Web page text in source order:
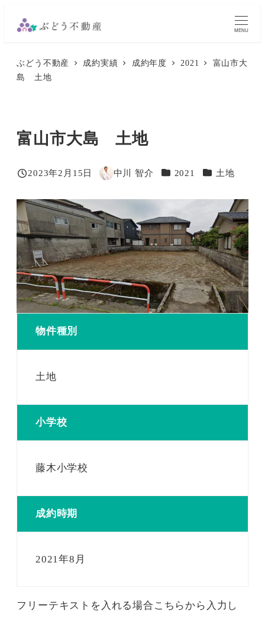
MENU
ぶどう不動産 成約実績 成約年度 2021
富山市大
島 土地
富山市大島 土地
投稿日
2023年2月15日
著
中川 智介 カテゴリー
2021 カテゴリー
土地
物件種別
土地
小学校
藤木小学校
成約時期
2021年8月
フリーテキストを入れる場合こちらから入力し